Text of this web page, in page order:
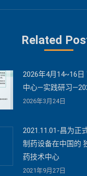
的
章：
Related
2026年4月14~16
中心—实践研习
2026年3月24日
2021.11.01-昌为正
制药设备在中国的
药技术中心
2021年9月27日